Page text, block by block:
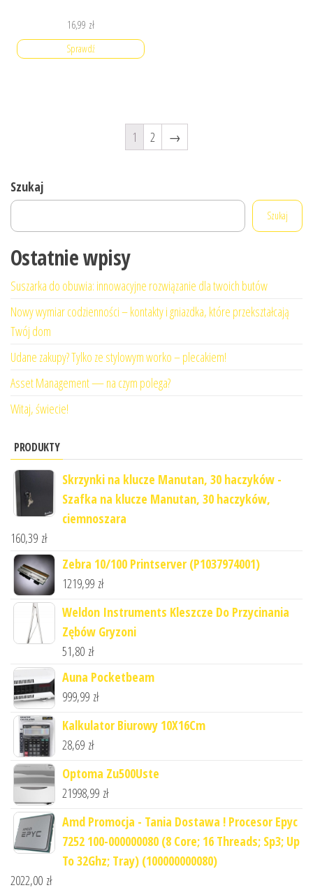
16,99 zł
Sprawdź
1 2 →
Szukaj
Szukaj
Ostatnie wpisy
Suszarka do obuwia: innowacyjne rozwiązanie dla twoich butów
Nowy wymiar codzienności – kontakty i gniazdka, które przekształcają
Twój dom
Udane zakupy? Tylko ze stylowym worko – plecakiem!
Asset Management — na czym polega?
Witaj, świecie!
PRODUKTY
Skrzynki na klucze Manutan, 30 haczyków -
Szafka na klucze Manutan, 30 haczyków,
ciemnoszara
160,39 zł
Zebra 10/100 Printserver (P1037974001)
1219,99 zł
Weldon Instruments Kleszcze Do Przycinania
Zębów Gryzoni
51,80 zł
Auna Pocketbeam
999,99 zł
Kalkulator Biurowy 10X16Cm
28,69 zł
Optoma Zu500Uste
21998,99 zł
Amd Promocja - Tania Dostawa ! Procesor Epyc
7252 100-000000080 (8 Core; 16 Threads; Sp3; Up
To 32Ghz; Tray) (100000000080)
2022,00 zł